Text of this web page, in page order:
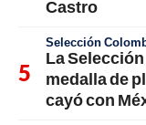
Castro
Selección
La
medalla de
cayó con